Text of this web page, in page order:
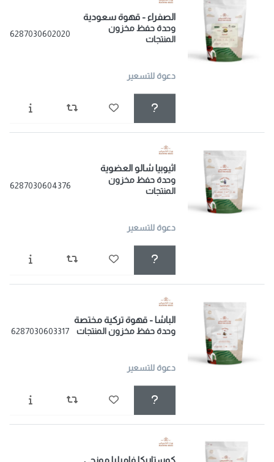
الصفراء - قهوة سعودية
وحدة حفظ مخزون
المنتجات
6287030602020
دعوة للتسعير
اثيوبيا شالو العضوية
وحدة حفظ مخزون
المنتجات
6287030604376
دعوة للتسعير
الباشا - قهوة تركية مختصة
وحدة حفظ مخزون المنتجات 6287030603317
دعوة للتسعير